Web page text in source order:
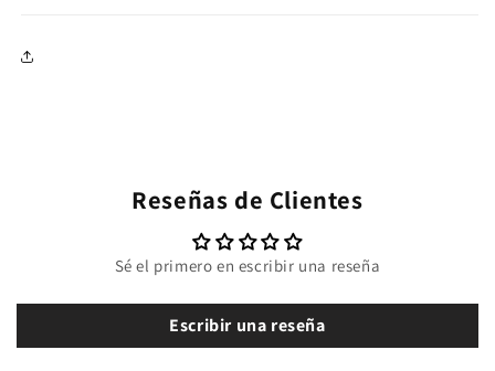
Reseñas de Clientes
Sé el primero en escribir una reseña
Escribir una reseña